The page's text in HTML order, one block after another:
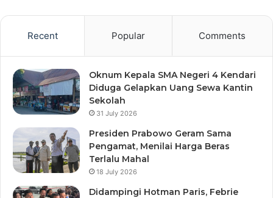
Recent Popular Comments
Oknum Kepala SMA Negeri 4 Kendari
Diduga Gelapkan Uang Sewa Kantin
Sekolah
31 July 2026
Presiden Prabowo Geram Sama
Pengamat, Menilai Harga Beras
Terlalu Mahal
18 July 2026
Didampingi Hotman Paris, Febrie